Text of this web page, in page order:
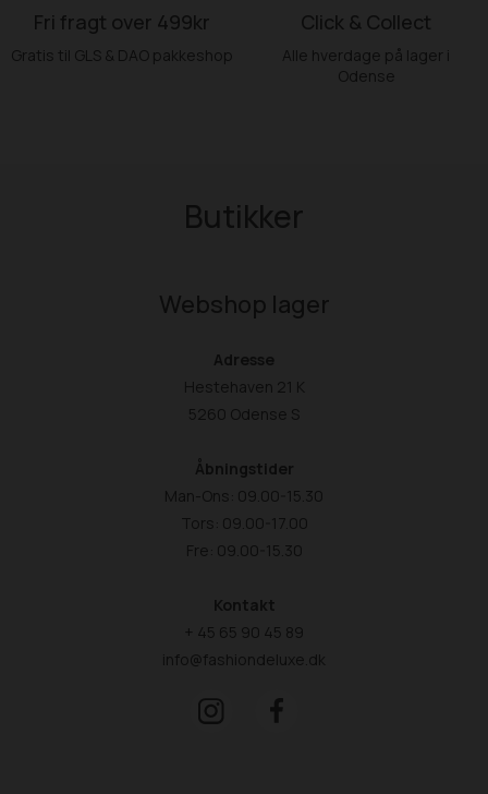
Fri fragt over 499kr
Gratis til GLS & DAO pakkeshop
Click & Collect
Alle hverdage på lager i
Odense
Butikker
Webshop lager
Adresse
Hestehaven 21 K
5260 Odense S
Åbningstider
Man-Ons: 09.00-15.30
Tors: 09.00-17.00
Fre: 09.00-15.30
Kontakt
+ 45 65 90 45 89
info@fashiondeluxe.dk